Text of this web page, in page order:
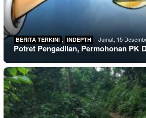
BERITA TERKINI , INDEPTH Jumat, 15
Potret Pengadilan, Permohonan PK